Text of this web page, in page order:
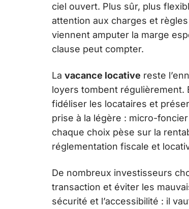
ciel ouvert. Plus sûr, plus
attention aux charges et
viennent amputer la marge
clause peut compter.
La vacance locative reste
loyers tombent régulièrement.
fidéliser les locataires et
prise à la légère : micro-
chaque choix pèse sur la
réglementation fiscale et
De nombreux investisseurs
transaction et éviter les
sécurité et l’accessibilité : il